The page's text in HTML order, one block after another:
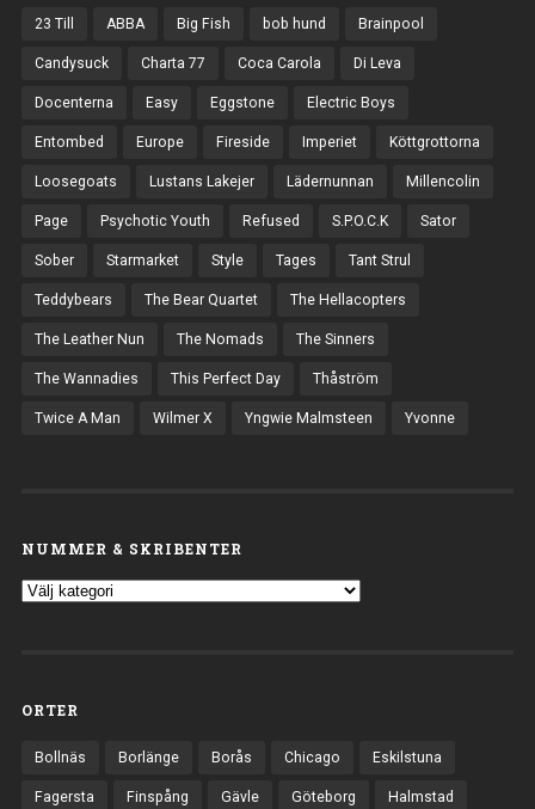
23 Till ABBA Big Fish bob hund Brainpool
Candysuck Charta 77 Coca Carola Di Leva
Docenterna Easy Eggstone Electric Boys
Entombed Europe Fireside Imperiet Köttgrottorna
Loosegoats Lustans Lakejer Lädernunnan Millencolin
Page Psychotic Youth Refused S.P.O.C.K Sator
Sober Starmarket Style Tages Tant Strul
Teddybears The Bear Quartet The Hellacopters
The Leather Nun The Nomads The Sinners
The Wannadies This Perfect Day Thåström
Twice A Man Wilmer X Yngwie Malmsteen Yvonne
NUMMER & SKRIBENTER
ORTER
Bollnäs Borlänge Borås Chicago Eskilstuna
Fagersta Finspång Gävle Göteborg Halmstad